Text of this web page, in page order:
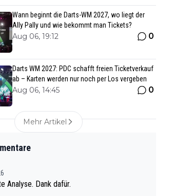
Wann beginnt die Darts-WM 2027, wo liegt der
Ally Pally und wie bekommt man Tickets?
Aug 06, 19:12 0
Darts WM 2027: PDC schafft freien Ticketverkauf
ab – Karten werden nur noch per Los vergeben
Aug 06, 14:45 0
Mehr Artikel
Analyse. Dank dafür.